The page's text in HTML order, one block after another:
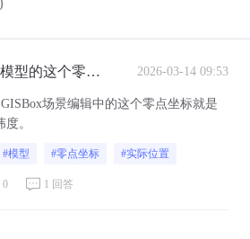
型的这个零点
2026-03-14 09:53
场景编辑中的这个零点坐标就是
。
#模型 #零点坐标 #实际位置
0 1 回答